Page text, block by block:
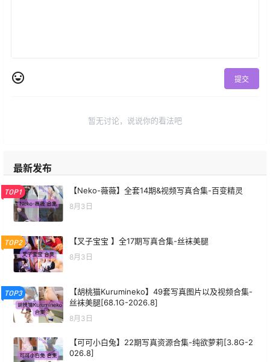
提交
暂无讨论，说说你的看法吧
最新发布
TOP1 【Neko-薇薇】全套14期&视频写真合集-百变精灵
8月3日
TOP2 【叉子宝宝 】全17期写真合集-丝袜美腿
8月3日
TOP3
【胡桃猫Kurumineko】49套写真图片以及视频合集-
丝袜美腿[68.1G-2026.8]
8月3日
【可可小白兔】22期写真资源合集-纯欲萝莉[3.8G-2
026.8]